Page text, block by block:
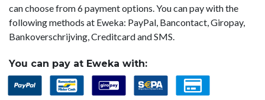
can choose from 6 payment options. You can pay with the
following methods at Eweka: PayPal, Bancontact, Giropay,
Bankoverschrijving, Creditcard and SMS.
You can pay at Eweka with: